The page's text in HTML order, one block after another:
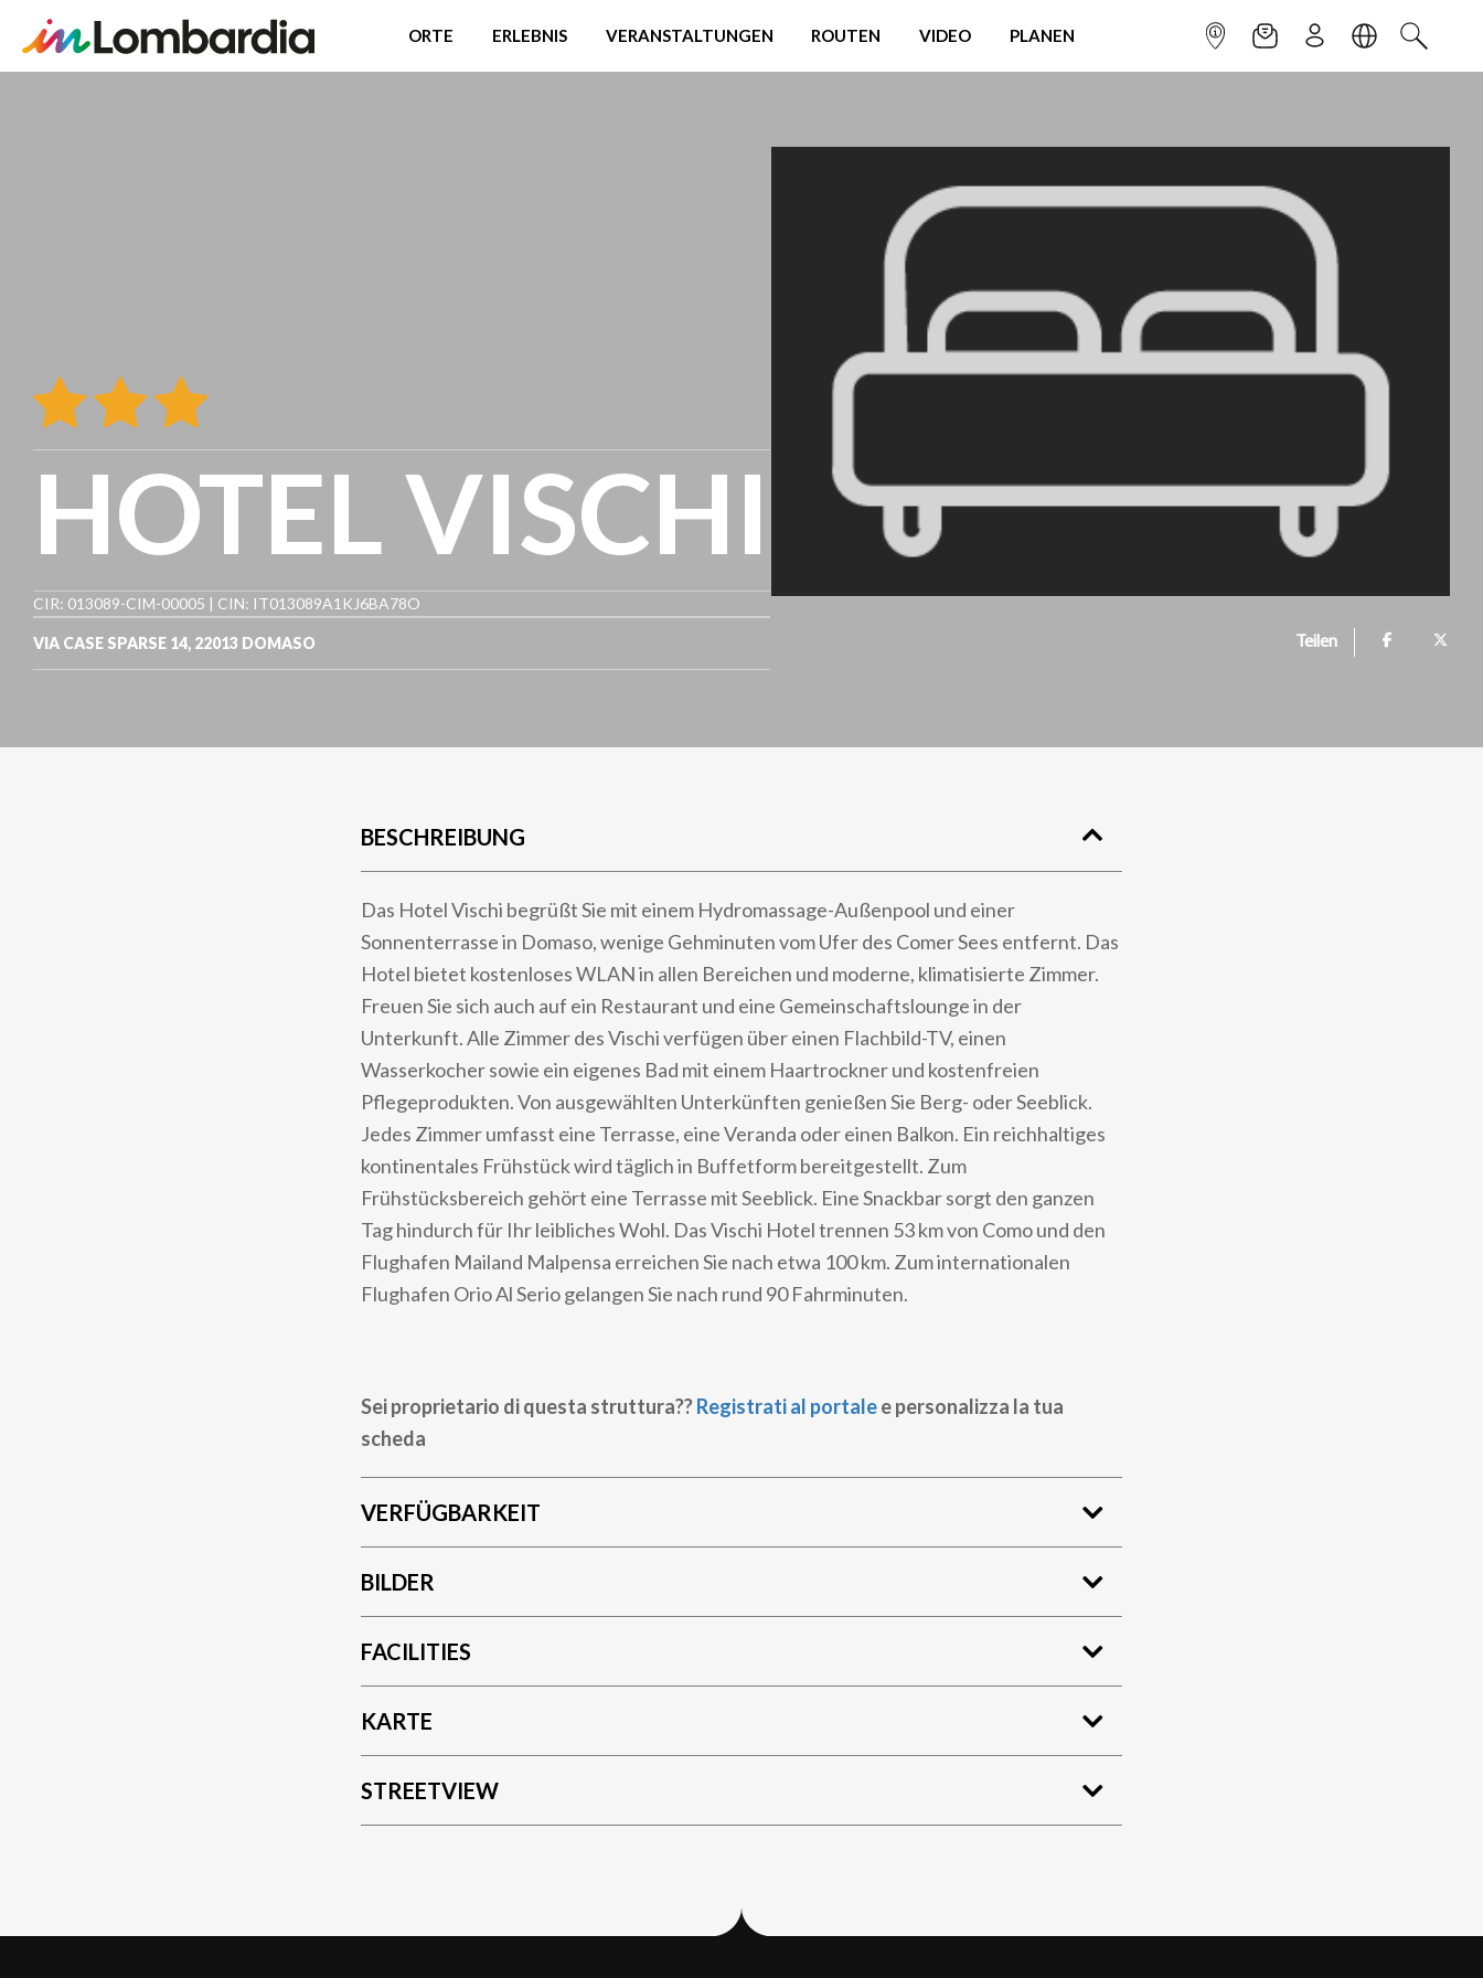
ORTE ERLEBNIS VERANSTALTUNGEN ROUTEN VIDEO PLANEN INFOPUNKTNEWSLETTER
ANMELDENSPRACHESUCHEN
HOTEL VISCHI
CIR: 013089-CIM-00005 | CIN: IT013089A1KJ6BA78O
VIA CASE SPARSE 14, 22013 DOMASO Teilen
BESCHREIBUNG
Das Hotel Vischi begrüßt Sie mit einem Hydromassage-Außenpool und einer
Sonnenterrasse in Domaso, wenige Gehminuten vom Ufer des Comer Sees entfernt. Das
Hotel bietet kostenloses WLAN in allen Bereichen und moderne, klimatisierte Zimmer.
Freuen Sie sich auch auf ein Restaurant und eine Gemeinschaftslounge in der
Unterkunft. Alle Zimmer des Vischi verfügen über einen Flachbild-TV, einen
Wasserkocher sowie ein eigenes Bad mit einem Haartrockner und kostenfreien
Pflegeprodukten. Von ausgewählten Unterkünften genießen Sie Berg- oder Seeblick.
Jedes Zimmer umfasst eine Terrasse, eine Veranda oder einen Balkon. Ein reichhaltiges
kontinentales Frühstück wird täglich in Buffetform bereitgestellt. Zum
Frühstücksbereich gehört eine Terrasse mit Seeblick. Eine Snackbar sorgt den ganzen
Tag hindurch für Ihr leibliches Wohl. Das Vischi Hotel trennen 53 km von Como und den
Flughafen Mailand Malpensa erreichen Sie nach etwa 100 km. Zum internationalen
Flughafen Orio Al Serio gelangen Sie nach rund 90 Fahrminuten.
Sei proprietario di questa struttura??Registrati al portalee personalizza la tua
scheda
VERFÜGBARKEIT
BILDER
FACILITIES
KARTE
STREETVIEW